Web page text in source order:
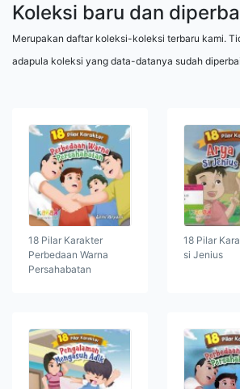
Koleksi baru dan
Merupakan daftar koleksi-koleksi terbaru kami.
adapula koleksi yang data-datanya sudah
18 Pilar Karakter
Perbedaan Warna
Persahabatan
18 Pilar
si Jenius